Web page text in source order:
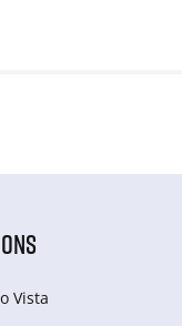
Vista